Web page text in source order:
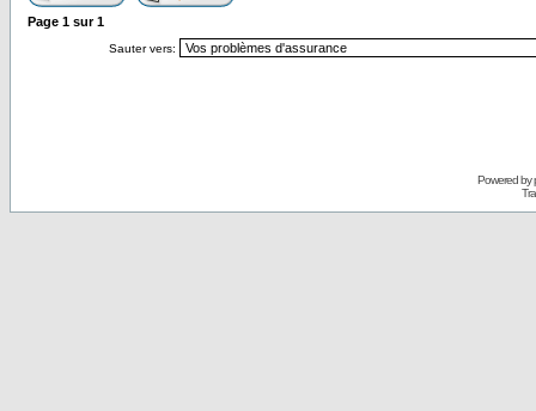
Page 1 sur1
Sauter vers:
Powered by